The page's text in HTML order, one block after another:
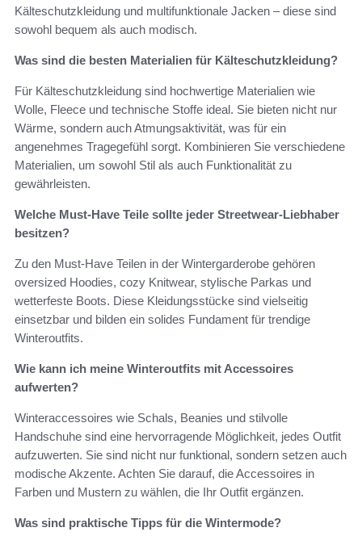
Kälteschutzkleidung und multifunktionale Jacken – diese sind
sowohl bequem als auch modisch.
Was sind die besten Materialien für Kälteschutzkleidung?
Für Kälteschutzkleidung sind hochwertige Materialien wie
Wolle, Fleece und technische Stoffe ideal. Sie bieten nicht nur
Wärme, sondern auch Atmungsaktivität, was für ein
angenehmes Tragegefühl sorgt. Kombinieren Sie verschiedene
Materialien, um sowohl Stil als auch Funktionalität zu
gewährleisten.
Welche Must-Have Teile sollte jeder Streetwear-Liebhaber
besitzen?
Zu den Must-Have Teilen in der Wintergarderobe gehören
oversized Hoodies, cozy Knitwear, stylische Parkas und
wetterfeste Boots. Diese Kleidungsstücke sind vielseitig
einsetzbar und bilden ein solides Fundament für trendige
Winteroutfits.
Wie kann ich meine Winteroutfits mit Accessoires
aufwerten?
Winteraccessoires wie Schals, Beanies und stilvolle
Handschuhe sind eine hervorragende Möglichkeit, jedes Outfit
aufzuwerten. Sie sind nicht nur funktional, sondern setzen auch
modische Akzente. Achten Sie darauf, die Accessoires in
Farben und Mustern zu wählen, die Ihr Outfit ergänzen.
Was sind praktische Tipps für die Wintermode?